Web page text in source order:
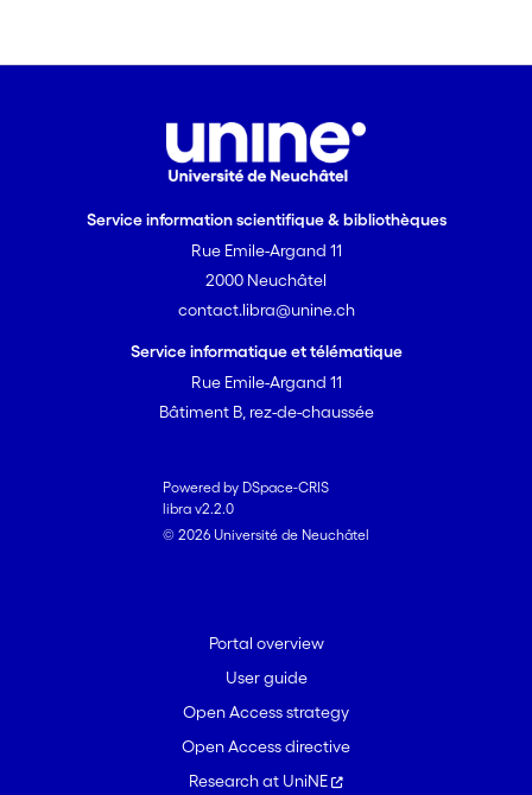
Service information scientifique & bibliothèques
Rue Emile-Argand 11
2000 Neuchâtel
contact.libra@unine.ch
Service informatique et télématique
Rue Emile-Argand 11
Bâtiment B, rez-de-chaussée
Powered by DSpace-CRIS
libra v2.2.0
© 2026 Université de Neuchâtel
Portal overview
User guide
Open Access strategy
Open Access directive
Research at UniNE